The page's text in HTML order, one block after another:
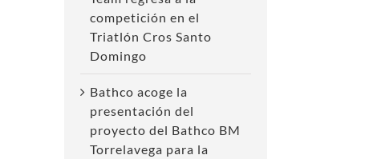
competición en el
Triatlón Cros Santo
Domingo
Bathco acoge la
presentación del
proyecto del Bathco BM
Torrelavega para la